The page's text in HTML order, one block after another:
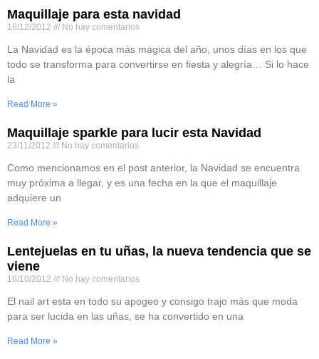
Maquillaje para esta navidad
16/12/2012 No hay comentarios
La Navidad es la época más mágica del año, unos días en los que
todo se transforma para convertirse en fiesta y alegría… Si lo hace
la
Read More »
Maquillaje sparkle para lucir esta Navidad
23/11/2012 No hay comentarios
Como mencionamos en el post anterior, la Navidad se encuentra
muy próxima a llegar, y es una fecha en la que el maquillaje
adquiere un
Read More »
Lentejuelas en tu uñas, la nueva tendencia que se
viene
16/10/2012 No hay comentarios
El nail art esta en todo su apogeo y consigo trajo más que moda
para ser lucida en las uñas, se ha convertido en una
Read More »